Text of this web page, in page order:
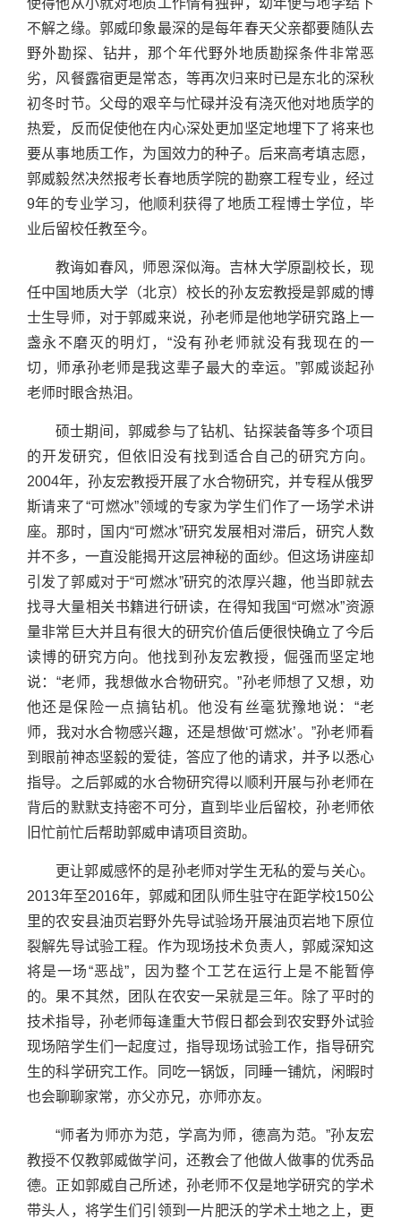
使得他从小就对地质工作情有独钟，幼年便与地学结下
不解之缘。郭威印象最深的是每年春天父亲都要随队去
野外勘探、钻井，那个年代野外地质勘探条件非常恶
劣，风餐露宿更是常态，等再次归来时已是东北的深秋
初冬时节。父母的艰辛与忙碌并没有浇灭他对地质学的
热爱，反而促使他在内心深处更加坚定地埋下了将来也
要从事地质工作，为国效力的种子。后来高考填志愿，
郭威毅然决然报考长春地质学院的勘察工程专业，经过
9年的专业学习，他顺利获得了地质工程博士学位，毕
业后留校任教至今。
教诲如春风，师恩深似海。吉林大学原副校长，现
任中国地质大学（北京）校长的孙友宏教授是郭威的博
士生导师，对于郭威来说，孙老师是他地学研究路上一
盏永不磨灭的明灯，“没有孙老师就没有我现在的一
切，师承孙老师是我这辈子最大的幸运。”郭威谈起孙
老师时眼含热泪。
硕士期间，郭威参与了钻机、钻探装备等多个项目
的开发研究，但依旧没有找到适合自己的研究方向。
2004年，孙友宏教授开展了水合物研究，并专程从俄罗
斯请来了“可燃冰”领域的专家为学生们作了一场学术讲
座。那时，国内“可燃冰”研究发展相对滞后，研究人数
并不多，一直没能揭开这层神秘的面纱。但这场讲座却
引发了郭威对于“可燃冰”研究的浓厚兴趣，他当即就去
找寻大量相关书籍进行研读，在得知我国“可燃冰”资源
量非常巨大并且有很大的研究价值后便很快确立了今后
读博的研究方向。他找到孙友宏教授，倔强而坚定地
说：“老师，我想做水合物研究。”孙老师想了又想，劝
他还是保险一点搞钻机。他没有丝毫犹豫地说：“老
师，我对水合物感兴趣，还是想做‘可燃冰’。”孙老师看
到眼前神态坚毅的爱徒，答应了他的请求，并予以悉心
指导。之后郭威的水合物研究得以顺利开展与孙老师在
背后的默默支持密不可分，直到毕业后留校，孙老师依
旧忙前忙后帮助郭威申请项目资助。
更让郭威感怀的是孙老师对学生无私的爱与关心。
2013年至2016年，郭威和团队师生驻守在距学校150公
里的农安县油页岩野外先导试验场开展油页岩地下原位
裂解先导试验工程。作为现场技术负责人，郭威深知这
将是一场“恶战”，因为整个工艺在运行上是不能暂停
的。果不其然，团队在农安一呆就是三年。除了平时的
技术指导，孙老师每逢重大节假日都会到农安野外试验
现场陪学生们一起度过，指导现场试验工作，指导研究
生的科学研究工作。同吃一锅饭，同睡一铺炕，闲暇时
也会聊聊家常，亦父亦兄，亦师亦友。
“师者为师亦为范，学高为师，德高为范。”孙友宏
教授不仅教郭威做学问，还教会了他做人做事的优秀品
德。正如郭威自己所述，孙老师不仅是地学研究的学术
带头人，将学生们引领到一片肥沃的学术土地之上，更